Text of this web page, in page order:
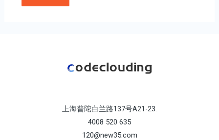
上海普陀白兰路137号A21-23.
4008 520 635
120@new35.com